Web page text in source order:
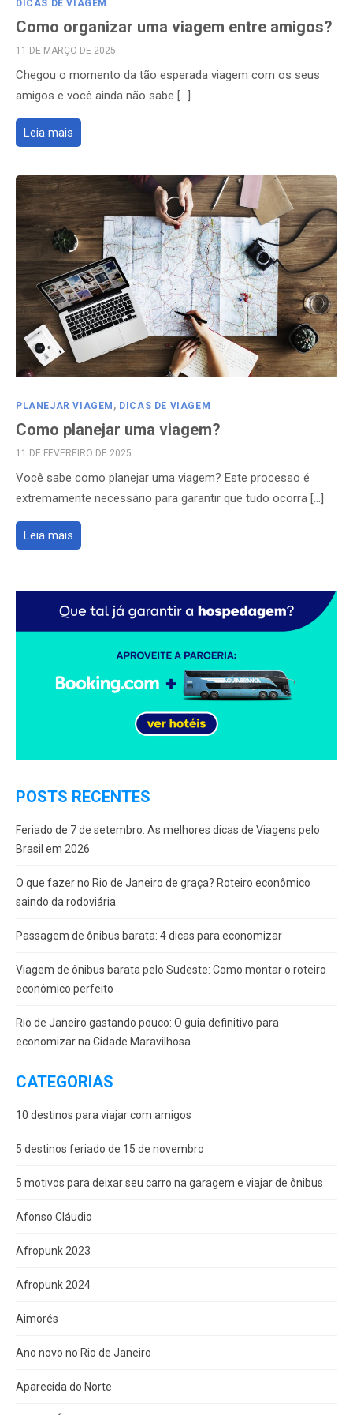
DICAS DE VIAGEM
Como organizar uma viagem entre amigos?
POSTED
11 DE MARÇO DE 2025
Chegou o momento da tão esperada viagem com os seus
amigos e você ainda não sabe […]
Leia mais
PLANEJAR VIAGEM , DICAS DE VIAGEM
Como planejar uma viagem?
POSTED
11 DE FEVEREIRO DE 2025
Você sabe como planejar uma viagem? Este processo é
extremamente necessário para garantir que tudo ocorra […]
Leia mais
POSTS RECENTES
Feriado de 7 de setembro: As melhores dicas de Viagens pelo
Brasil em 2026
O que fazer no Rio de Janeiro de graça? Roteiro econômico
saindo da rodoviária
Passagem de ônibus barata: 4 dicas para economizar
Viagem de ônibus barata pelo Sudeste: Como montar o roteiro
econômico perfeito
Rio de Janeiro gastando pouco: O guia definitivo para
economizar na Cidade Maravilhosa
CATEGORIAS
10 destinos para viajar com amigos
5 destinos feriado de 15 de novembro
5 motivos para deixar seu carro na garagem e viajar de ônibus
Afonso Cláudio
Afropunk 2023
Afropunk 2024
Aimorés
Ano novo no Rio de Janeiro
Aparecida do Norte